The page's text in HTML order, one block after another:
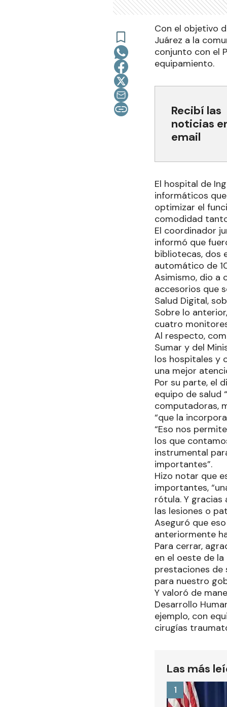
Con el objetivo
Juárez a la
conjunto con el
equipamiento.
Recibí las
noticias
email
El hospital de
informáticos
optimizar el
comodidad
El coordinador
informó que
bibliotecas, dos
automático de
Asimismo, dio a
accesorios que
Salud Digital,
Sobre lo
cuatro
Al respecto,
Sumar y del
los hospitales y
una mejor
Por su parte, el
equipo de salud
computadoras,
“que la
“Eso nos
los que
instrumental
importantes”.
Hizo notar que
importantes,
rótula. Y
las lesiones o
Aseguró que
anteriormente
Para cerrar,
en el oeste de
prestaciones de
para nuestro
Y valoró de
Desarrollo
ejemplo, con
cirugías
Las más
1